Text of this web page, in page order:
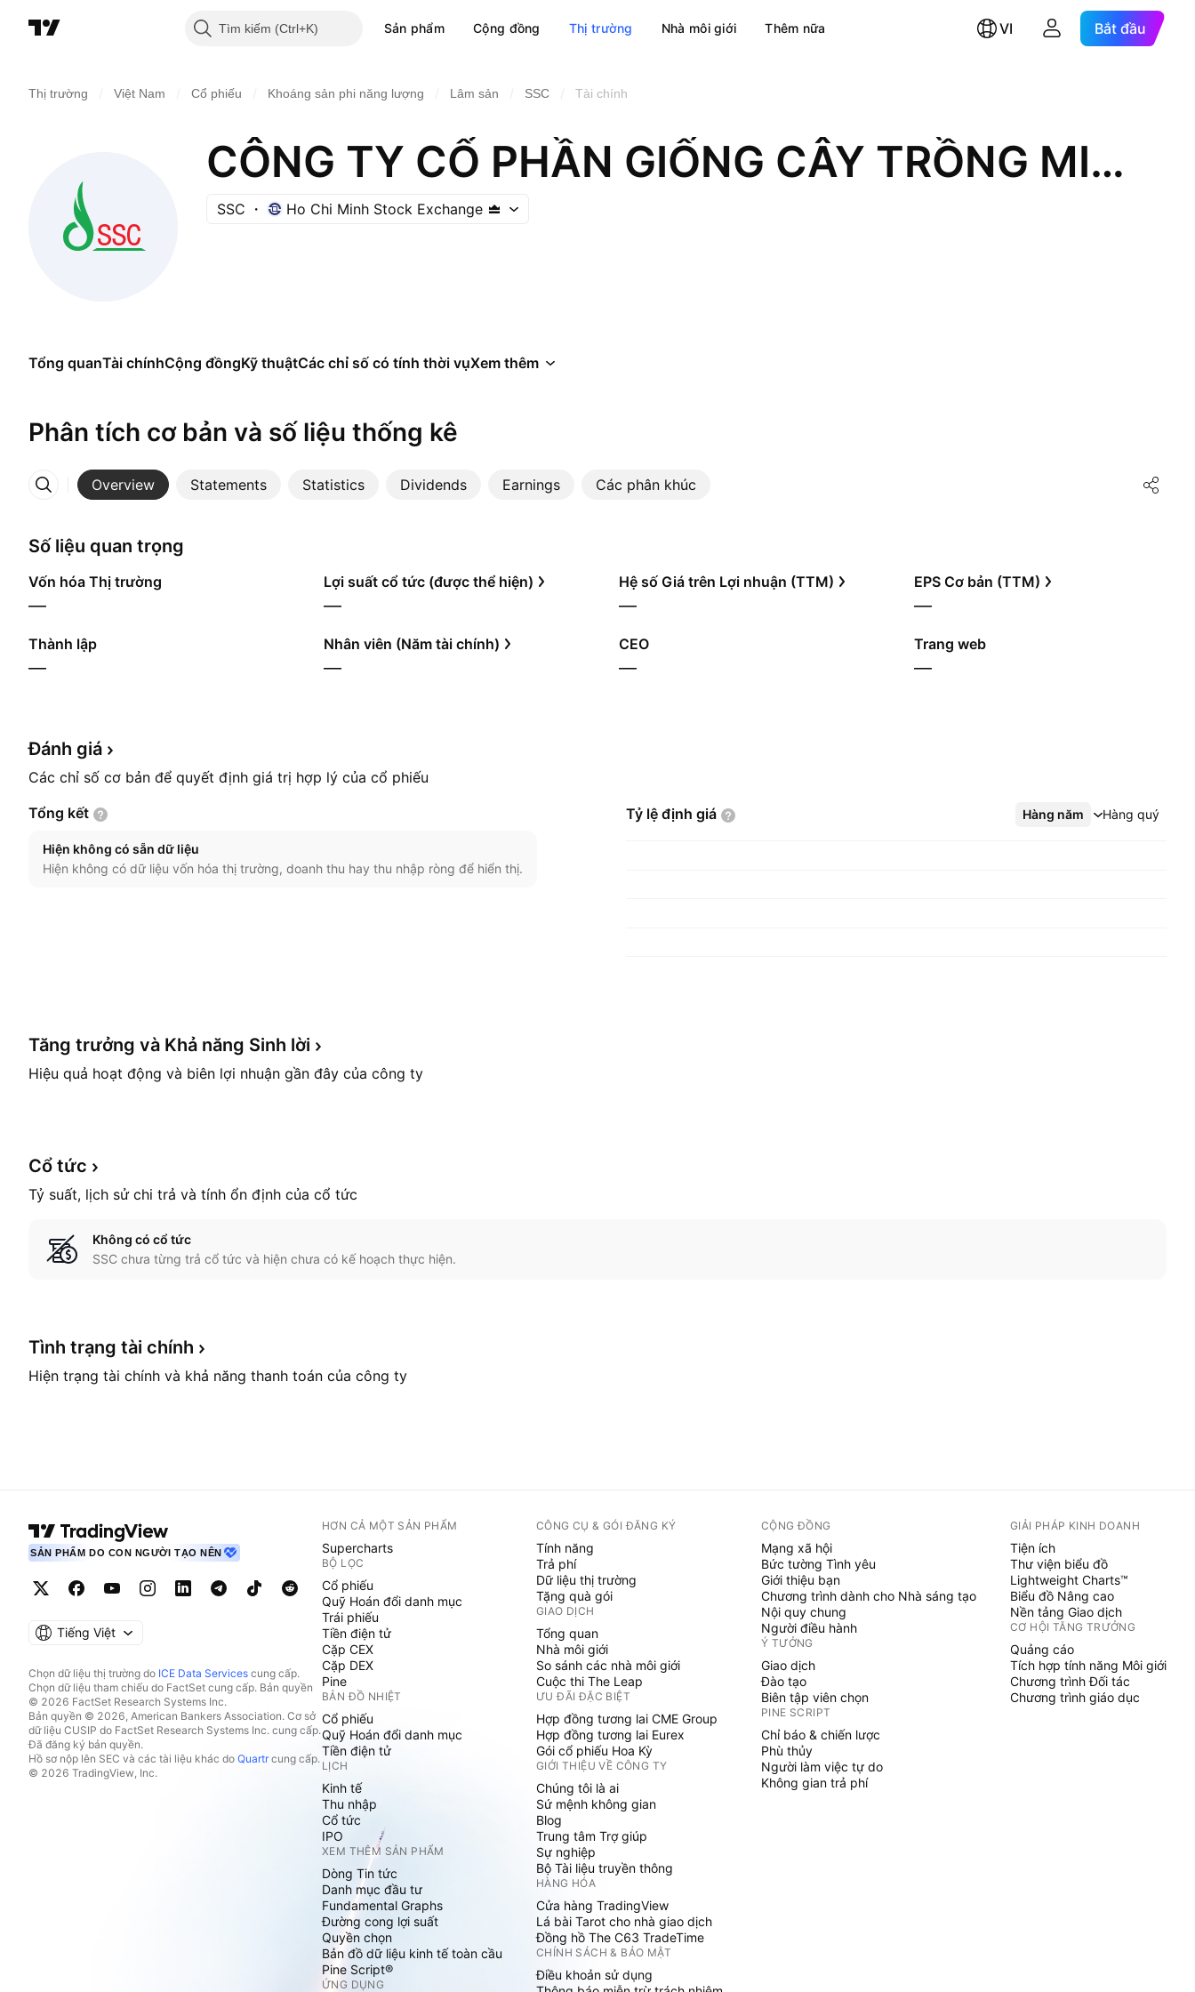
Tìm kiếm Sản phẩm Cộng đồng Thị trường Nhà môi giới Thêm nữa VI Bắt đầu
Thị trường Việt Nam Cổ phiếu Khoáng sản phi năng lượng Lâm sản SSC Tài chính
CÔNG TY CỔ PHẦN GIỐNG CÂY TRỒNG MIỀN NAM
SSC Ho Chi Minh Stock Exchange
Tổng quanTài chínhCộng đồngKỹ thuậtCác chỉ số có tính thời vụXem thêm
Phân tích cơ bản và số liệu thống kê
Overview Statements Statistics Dividends Earnings Các phân khúc
More
Số liệu quan trọng
Vốn hóa Thị trường
—
Lợi suất cổ tức (được thể hiện)
—
Hệ số Giá trên Lợi nhuận (TTM)
—
EPS Cơ bản (TTM)
—
Thành lập
—
Nhân viên (Năm tài chính)
—
CEO
—
Trang web
—
Đánh giá
Các chỉ số cơ bản để quyết định giá trị hợp lý của cổ phiếu
Tổng kết
Hiện không có sẵn dữ liệu
Hiện không có dữ liệu vốn hóa thị trường, doanh thu hay thu nhập ròng để hiển thị.
Tỷ lệ định giá Hàng năm Hàng quý
Xem thêm
Tăng trưởng và Khả năng Sinh lời
Hiệu quả hoạt động và biên lợi nhuận gần đây của công ty
Cổ tức
Tỷ suất, lịch sử chi trả và tính ổn định của cổ tức
Không có cổ tức
SSC chưa từng trả cổ tức và hiện chưa có kế hoạch thực hiện.
Tình trạng tài chính
Hiện trạng tài chính và khả năng thanh toán của công ty
SẢN PHẨM DO CON NGƯỜI TẠO NÊN
Tiếng Việt
Chọn dữ liệu thị trường do ICE Data Services cung cấp.
Chọn dữ liệu tham chiếu do FactSet cung cấp. Bản quyền
© 2026 FactSet Research Systems Inc.
Bản quyền © 2026, American Bankers Association. Cơ sở
dữ liệu CUSIP do FactSet Research Systems Inc. cung cấp.
Đã đăng ký bản quyền.
Hồ sơ nộp lên SEC và các tài liệu khác do Quartrcung cấp.
© 2026 TradingView, Inc.
HƠN CẢ MỘT SẢN PHẨM
Supercharts
BỘ LỌC
Cổ phiếu
Quỹ Hoán đổi danh mục
Trái phiếu
Tiền điện tử
Cặp CEX
Cặp DEX
Pine
BẢN ĐỒ NHIỆT
Cổ phiếu
Quỹ Hoán đổi danh mục
Tiền điện tử
LỊCH
Kinh tế
Thu nhập
Cổ tức
IPO
XEM THÊM SẢN PHẨM
Dòng Tin tức
Danh mục đầu tư
Fundamental Graphs
Đường cong lợi suất
Quyền chọn
Bản đồ dữ liệu kinh tế toàn cầu
Pine Script®
ỨNG DỤNG
CÔNG CỤ & GÓI ĐĂNG KÝ
Tính năng
Trả phí
Dữ liệu thị trường
Tặng quà gói
GIAO DỊCH
Tổng quan
Nhà môi giới
So sánh các nhà môi giới
Cuộc thi The Leap
ƯU ĐÃI ĐẶC BIỆT
Hợp đồng tương lai CME Group
Hợp đồng tương lai Eurex
Gói cổ phiếu Hoa Kỳ
GIỚI THIỆU VỀ CÔNG TY
Chúng tôi là ai
Sứ mệnh không gian
Blog
Trung tâm Trợ giúp
Sự nghiệp
Bộ Tài liệu truyền thông
HÀNG HÓA
Cửa hàng TradingView
Lá bài Tarot cho nhà giao dịch
Đồng hồ The C63 TradeTime
CHÍNH SÁCH & BẢO MẬT
Điều khoản sử dụng
CỘNG ĐỒNG
Mạng xã hội
Bức tường Tình yêu
Giới thiệu bạn
Chương trình dành cho Nhà sáng tạo
Nội quy chung
Người điều hành
Ý TƯỞNG
Giao dịch
Đào tạo
Biên tập viên chọn
PINE SCRIPT
Chỉ báo & chiến lược
Phù thủy
Người làm việc tự do
Không gian trả phí
GIẢI PHÁP KINH DOANH
Tiện ích
Thư viện biểu đồ
Lightweight Charts™
Biểu đồ Nâng cao
Nền tảng Giao dịch
CƠ HỘI TĂNG TRƯỞNG
Quảng cáo
Tích hợp tính năng Môi giới
Chương trình Đối tác
Chương trình giáo dục